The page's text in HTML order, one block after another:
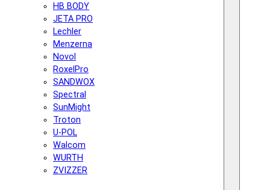
HB BODY
JETA PRO
Lechler
Menzerna
Novol
RoxelPro
SANDWOX
Spectral
SunMight
Troton
U-POL
Walcom
WURTH
ZVIZZER